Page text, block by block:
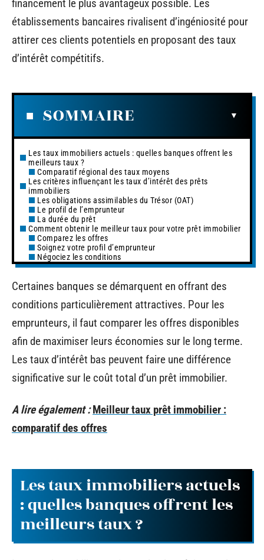
financement le plus avantageux possible. Les
établissements bancaires rivalisent d’ingéniosité pour
attirer ces clients potentiels en proposant des taux
d’intérêt compétitifs.
SOMMAIRE
Les taux immobiliers actuels : quelles banques offrent les
meilleurs taux ?
Comparatif régional des taux moyens
Les critères influençant les taux d’intérêt des prêts
immobiliers
Les obligations assimilables du Trésor (OAT)
Le profil de l’emprunteur
La durée du prêt
Comment obtenir le meilleur taux pour votre prêt immobilier
Comparez les offres
Soignez votre profil d’emprunteur
Négociez les conditions
Certaines banques se démarquent en offrant des
conditions particulièrement attractives. Pour les
emprunteurs, il faut comparer les offres disponibles
afin de maximiser leurs économies sur le long terme.
Les taux d’intérêt bas peuvent faire une différence
significative sur le coût total d’un prêt immobilier.
A lire également : Meilleur taux prêt immobilier :
comparatif des offres
Les taux immobiliers actuels
: quelles banques offrent les
meilleurs taux ?